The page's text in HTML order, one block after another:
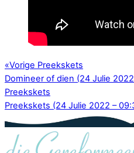
«Vorige Preekskets
Domineer of dien (24 Julie
Preekskets
Preekskets (24 Julie 2022 –